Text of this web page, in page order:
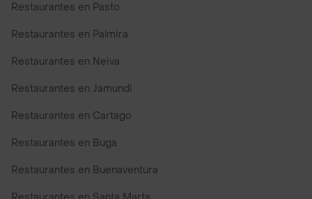
Restaurantes en Pasto
Restaurantes en Palmira
Restaurantes en Neiva
Restaurantes en Jamundi
Restaurantes en Cartago
Restaurantes en Buga
Restaurantes en Buenaventura